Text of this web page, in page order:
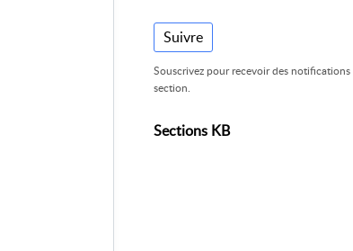
Suivre
Souscrivez pour recevoir des
section.
Sections KB